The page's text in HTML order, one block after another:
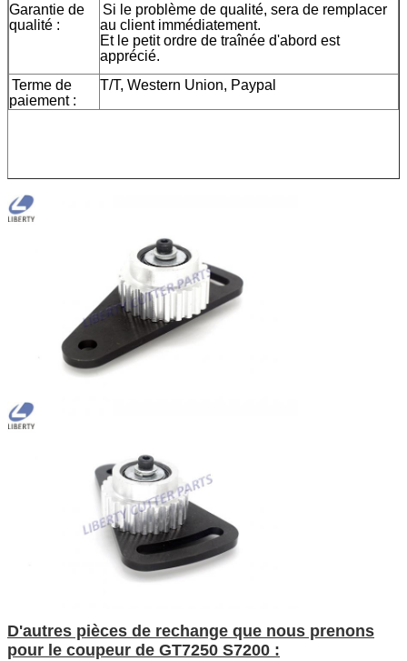
Garantie de
qualité :
Si le problème de qualité, sera de remplacer
au client immédiatement.
Et le petit ordre de traînée d'abord est
apprécié.
Terme de
paiement :
T/T, Western Union, Paypal
D'autres pièces de rechange que nous prenons
pour le coupeur de GT7250 S7200 :